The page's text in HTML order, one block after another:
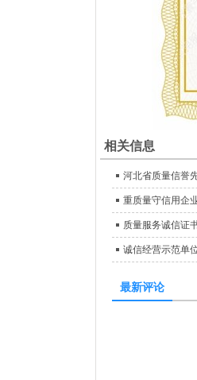
相关信息
河北省质量信誉
重质量守信用企
质量服务诚信证
诚信经营示范单
最新评论